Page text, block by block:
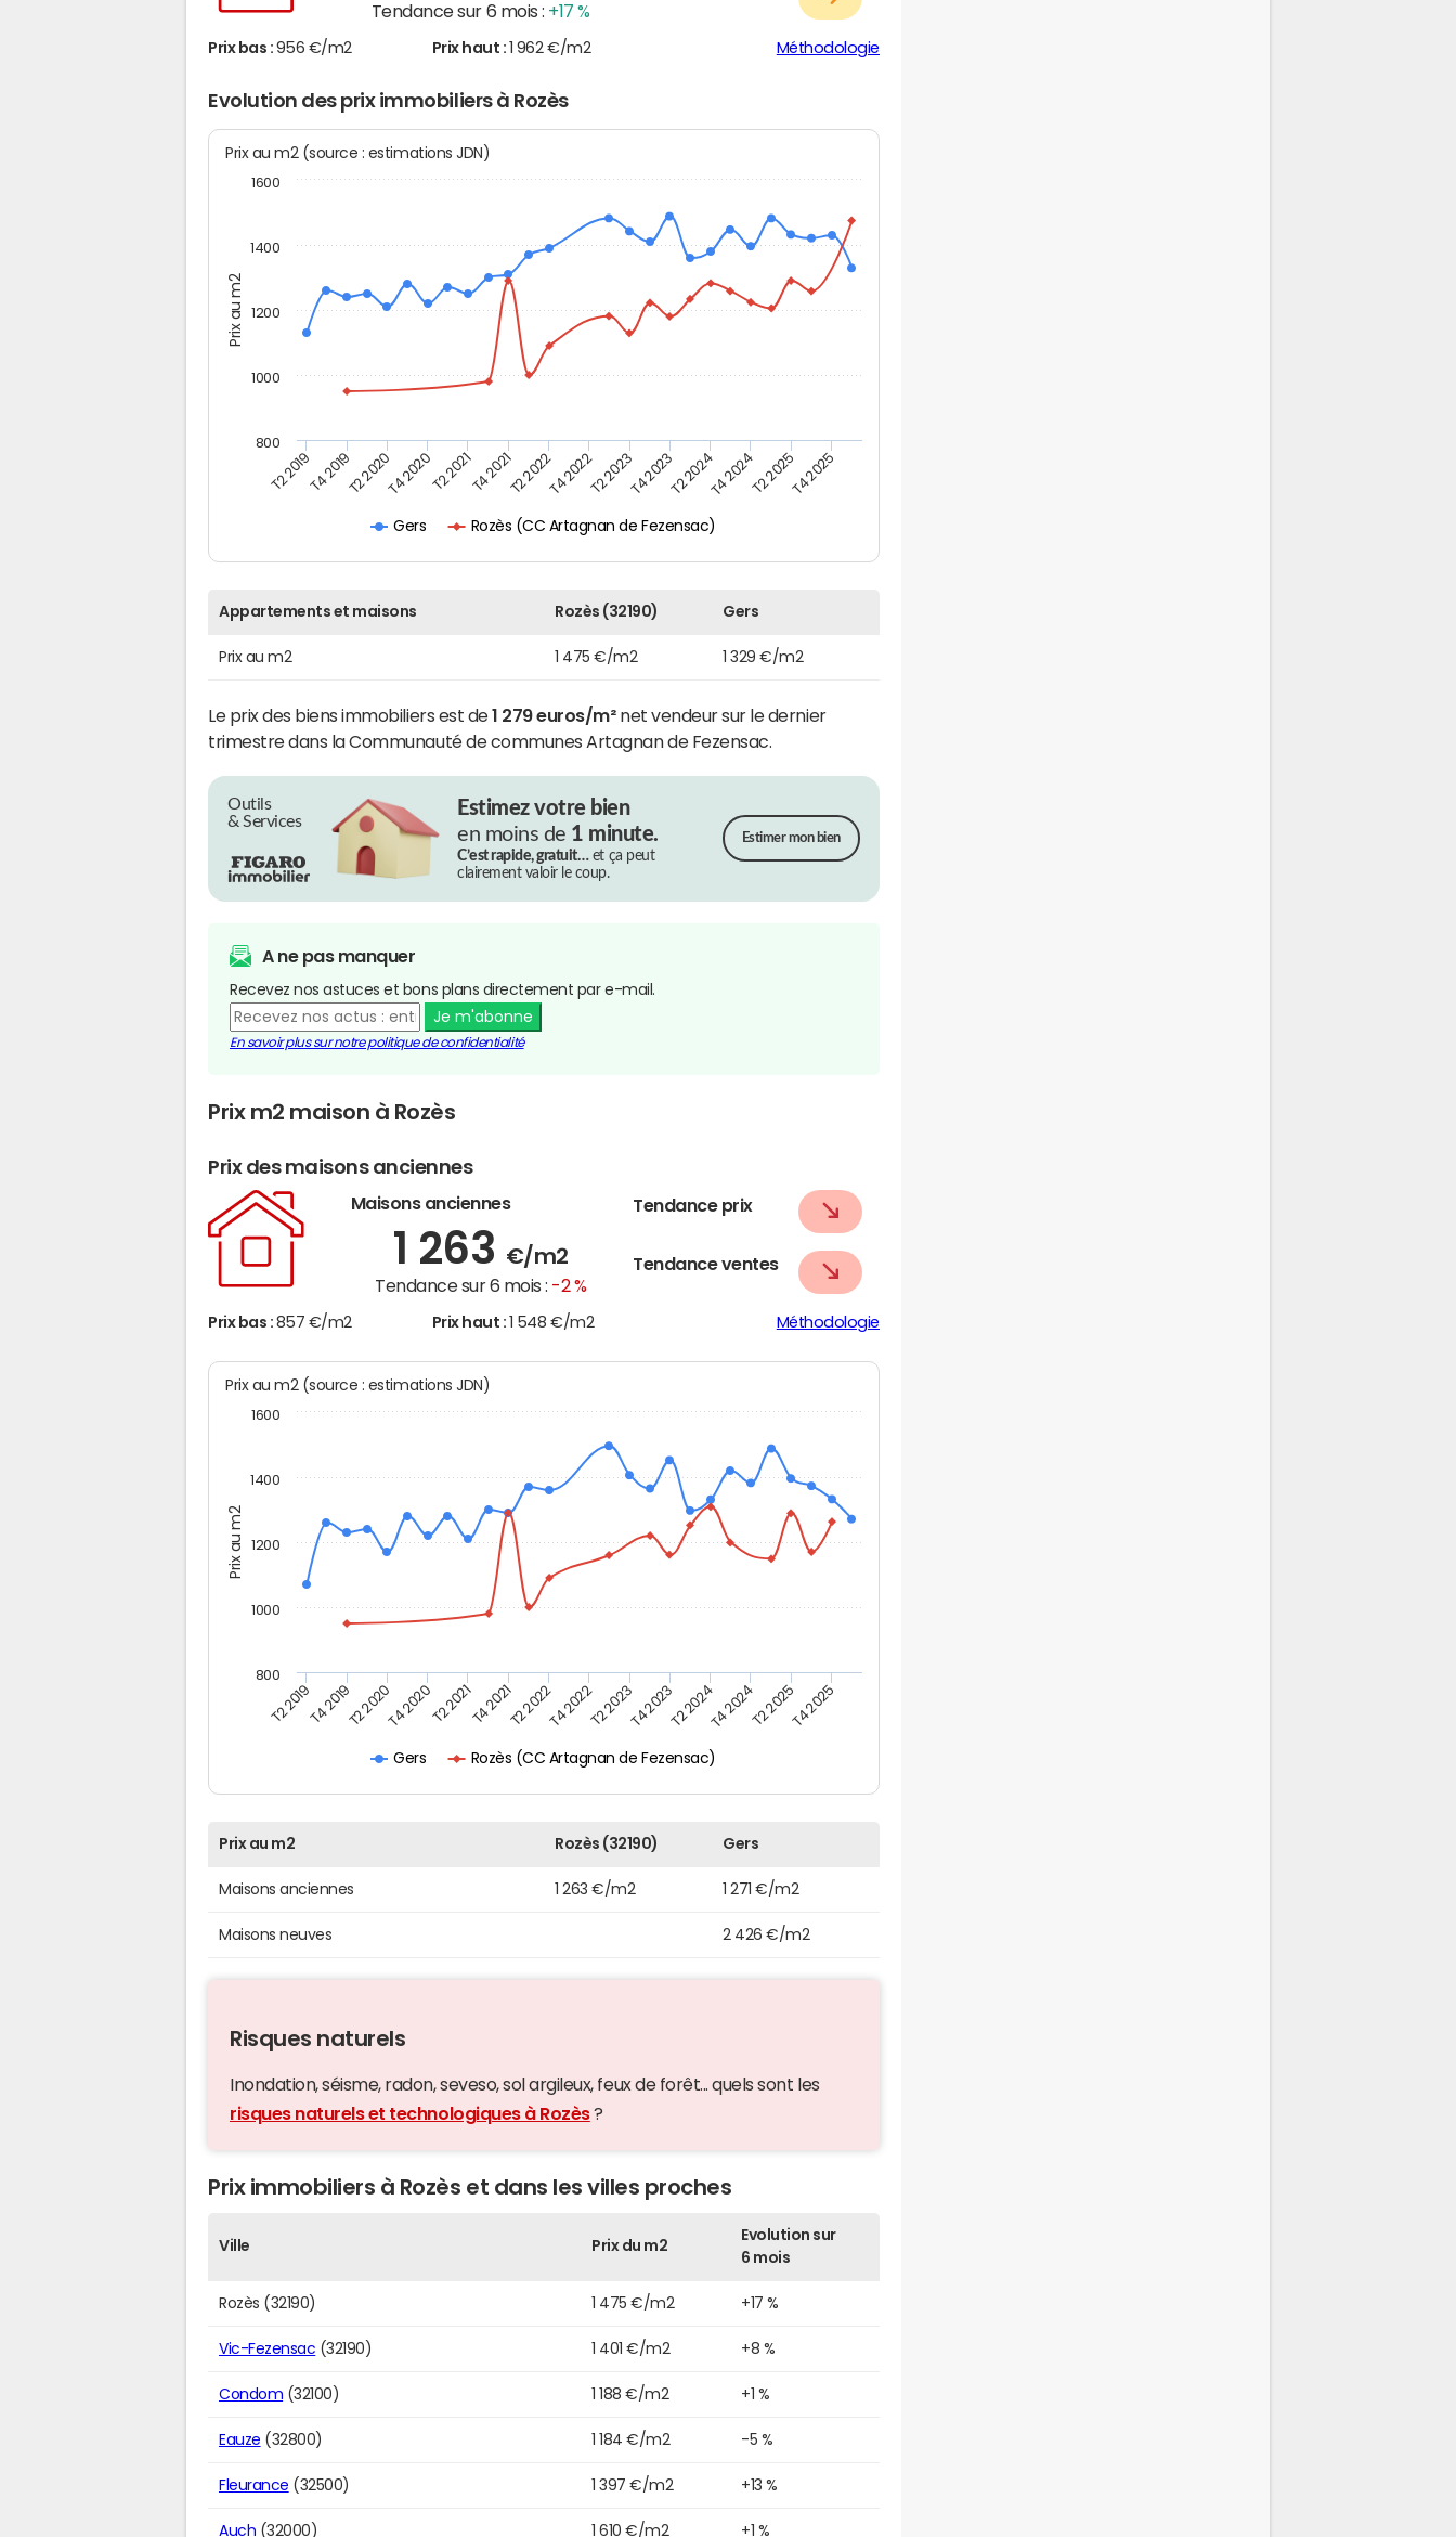
Tendance sur 6 mois : +17 %
Prix bas : 956 €/m2 Prix haut : 1 962 €/m2 Méthodologie
Evolution des prix immobiliers à Rozès
Prix au m2
Prix au m2 (source : estimations JDN)
Gers Rozès (CC Artagnan de Fezensac)
T2 2019T4 2019T2 2020T4 2020T2 2021T4 2021T2 2022T4 2022T2 2023T4 2023T2 2024T4 2024T2 2025T4 2025
800
1000
1200
1400
1600
Appartements et maisons Rozès (32190) Gers
Prix au m2 1 475 €/m2 1 329 €/m2
Le prix des biens immobiliers est de1 279 euros/m²net vendeur sur le dernier
trimestre dans la Communauté de communes Artagnan de Fezensac.
Outils
& Services
Estimez votre bien
en moins de 1 minute.
C’est rapide, gratuit…et ça peut
clairement valoir le coup.
Estimer mon bien
A ne pas manquer
Recevez nos astuces et bons plans directement par e-mail.
Je m'abonne
En savoir plus sur notre politique de confidentialité
Prix m2 maison à Rozès
Prix des maisons anciennes
Maisons anciennes
1 263 €/m2
Tendance sur 6 mois : -2 %
Tendance prix
Tendance ventes
Prix bas : 857 €/m2 Prix haut : 1 548 €/m2 Méthodologie
Prix au m2
Prix au m2 (source : estimations JDN)
Gers Rozès (CC Artagnan de Fezensac)
T2 2019T4 2019T2 2020T4 2020T2 2021T4 2021T2 2022T4 2022T2 2023T4 2023T2 2024T4 2024T2 2025T4 2025
800
1000
1200
1400
1600
Prix au m2 Rozès (32190) Gers
Maisons anciennes 1 263 €/m2 1 271 €/m2
Maisons neuves 2 426 €/m2
Risques naturels
Inondation, séisme, radon, seveso, sol argileux, feux de forêt... quels sont les
risques naturels et technologiques à Rozès?
Prix immobiliers à Rozès et dans les villes proches
Ville Prix du m2
Evolution sur
6 mois
Rozès (32190) 1 475 €/m2 +17 %
Vic-Fezensac (32190) 1 401 €/m2 +8 %
Condom (32100) 1 188 €/m2 +1 %
Eauze (32800) 1 184 €/m2 -5 %
Fleurance (32500) 1 397 €/m2 +13 %
Auch (32000) 1 610 €/m2 +1 %